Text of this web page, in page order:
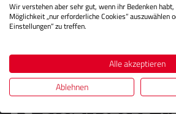
Herstellerinformationen
Wir verstehen aber sehr gut, wenn ihr Bedenken
Möglichkeit „nur erforderliche Cookies“ auszuwählen
Einstellungen“ zu treffen.
Alle akzeptieren
Ablehnen